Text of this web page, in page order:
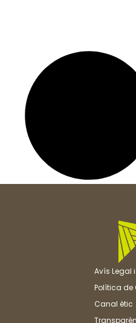
Avís Legal
Política de
Canal ètic